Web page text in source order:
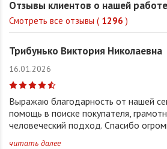
Отзывы клиентов о нашей работе
Смотреть все отзывы ( 1296 )
Трибунько Виктория Николаевна
16.01.2026
Выражаю благодарность от нашей
помощь в поиске покупателя,
человеческий подход. Спасибо
читать далее